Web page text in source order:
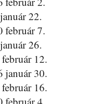
22.
február 7.
26.
12.
január 30.
16.